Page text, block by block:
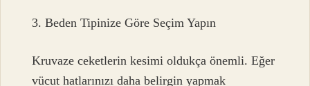
3. Beden Tipinize Göre Seçim Yapın
Kruvaze ceketlerin kesimi oldukça önemli. Eğer
vücut hatlarınızı daha belirgin yapmak